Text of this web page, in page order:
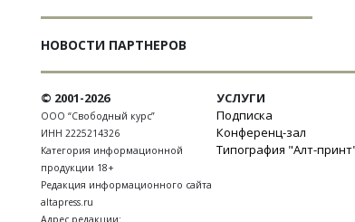
НОВОСТИ ПАРТНЕРОВ
© 2001-2026
ООО “Свободный курс”
ИНН 2225214326
Категория информационной
продукции 18+
Редакция информационного сайта
altapress.ru
Адрес редакции:
УСЛУГИ
Подписка
Конференц-зал
Типография "Алт-